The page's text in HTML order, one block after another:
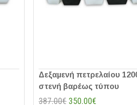
Δεξαμενή πετρελαίου
στενή βαρέως τύπου
387.00€ 350.00€